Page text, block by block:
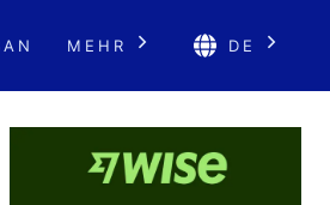
MEHR DE